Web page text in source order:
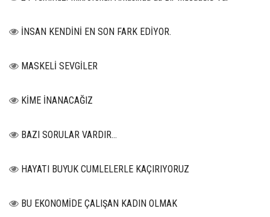
İNSAN KENDİNİ EN SON FARK EDİYOR.
MASKELİ SEVGİLER
KİME İNANACAĞIZ
BAZI SORULAR VARDIR…
HAYATI BUYUK CUMLELERLE KAÇIRIYORUZ
BU EKONOMİDE ÇALIŞAN KADIN OLMAK